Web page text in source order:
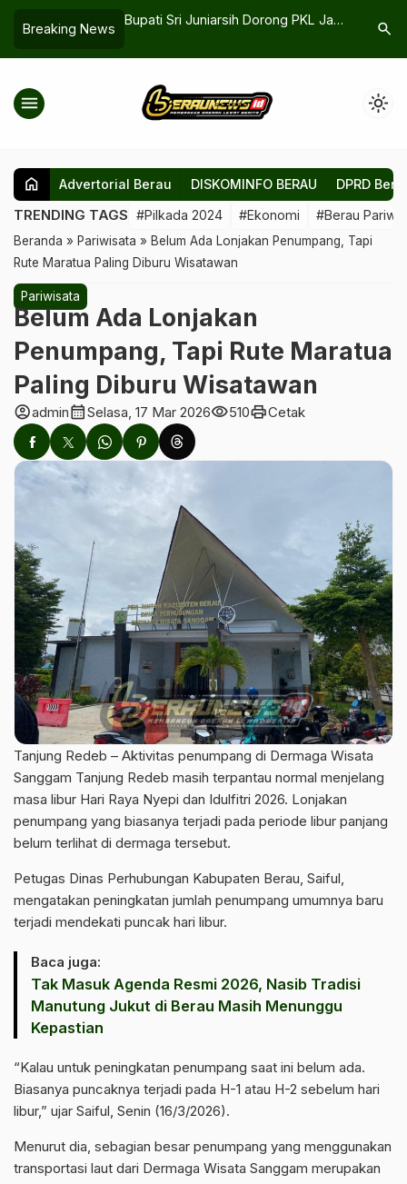
Breaking News
Sosialisasi
Bupati Sri Juniarsih Dorong PKL Jadi
Ekonomi Tumbuh
Indra
Timur
search
menu light_mode
home Advertorial Berau DISKOMINFO BERAU DPRD
TRENDING TAGS #Pilkada 2024 #Ekonomi #Berau
Beranda » Pariwisata » Belum Ada Lonjakan Penumpang, Tapi
Rute Maratua Paling Diburu Wisatawan
Pariwisata
Belum Ada Lonjakan
Penumpang, Tapi Rute Maratua
Paling Diburu Wisatawan
account_circleadmincalendar_monthSelasa, 17 Mar 2026visibility510printCetak
Tanjung Redeb – Aktivitas penumpang di Dermaga Wisata
Sanggam Tanjung Redeb masih terpantau normal menjelang
masa libur Hari Raya Nyepi dan Idulfitri 2026. Lonjakan
penumpang yang biasanya terjadi pada periode libur panjang
belum terlihat di dermaga tersebut.
Petugas Dinas Perhubungan Kabupaten Berau, Saiful,
mengatakan peningkatan jumlah penumpang umumnya baru
terjadi mendekati puncak hari libur.
Baca juga:
Tak Masuk Agenda Resmi 2026, Nasib Tradisi
Manutung Jukut di Berau Masih Menunggu
Kepastian
“Kalau untuk peningkatan penumpang saat ini belum ada.
Biasanya puncaknya terjadi pada H-1 atau H-2 sebelum hari
libur,” ujar Saiful, Senin (16/3/2026).
Menurut dia, sebagian besar penumpang yang menggunakan
transportasi laut dari Dermaga Wisata Sanggam merupakan